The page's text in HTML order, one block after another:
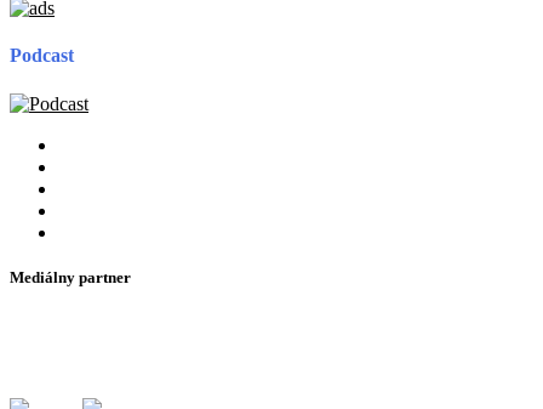
Podcast
Mediálny partner